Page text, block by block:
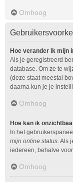
Omhoog
Hoe verander ik mijn
Als je geregistreerd
database. Om ze te
(deze staat meestal
daarna kun je je
Omhoog
Hoe kan ik
In het
mijn online status. Als
iedereen, behalve
Omhoog